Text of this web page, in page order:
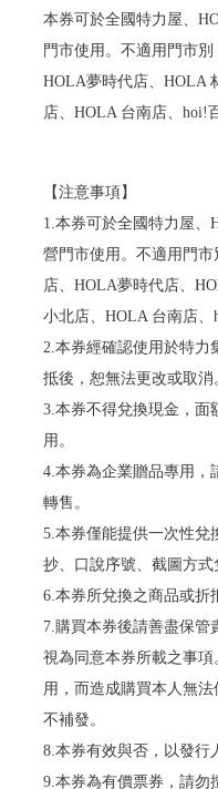
本券可於全國特力屋、
門市使用。不適用門市
HOLA夢時代店、HOLA
店、HOLA 台南店、hoi!
【注意事項】
1.本券可於全國特力屋
營門市使用。不適用門
店、HOLA夢時代店、
小北店、HOLA 台南店、
2.本券經確認使用於特力
抵後，恕無法更改或取消
3.本券不得兌換現金，面
用。
4.本券為企業贈品專用，
轉售。
5.本券僅能提供一次性兌
抄、口說序號、截圖方式
6.本券所兌換之商品或折
7.購買本券後請善盡保管
視為同意本券所載之事
用，而造成購買本人無
不補發。
8.本券有效與否，以發行
9.本券為有價票券，請勿